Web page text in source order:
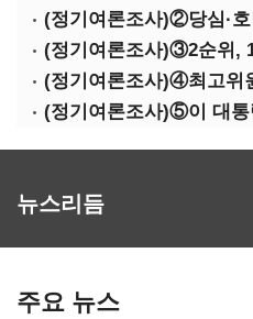
뉴스리듬
주요 뉴스